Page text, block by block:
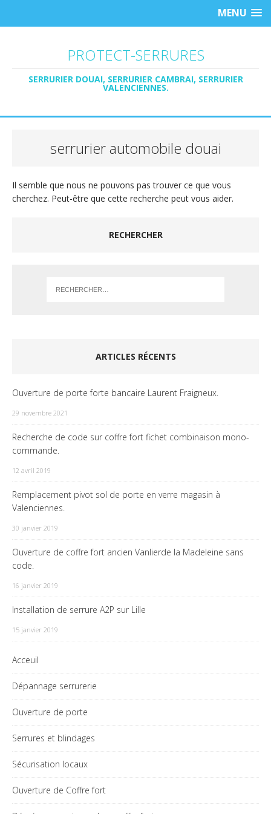
MENU
PROTECT-SERRURES
SERRURIER DOUAI, SERRURIER CAMBRAI, SERRURIER
VALENCIENNES.
serrurier automobile douai
Il semble que nous ne pouvons pas trouver ce que vous
cherchez. Peut-être que cette recherche peut vous aider.
RECHERCHER
ARTICLES RÉCENTS
Ouverture de porte forte bancaire Laurent Fraigneux.
29 novembre 2021
Recherche de code sur coffre fort fichet combinaison mono-
commande.
12 avril 2019
Remplacement pivot sol de porte en verre magasin à
Valenciennes.
30 janvier 2019
Ouverture de coffre fort ancien Vanlierde la Madeleine sans
code.
16 janvier 2019
Installation de serrure A2P sur Lille
15 janvier 2019
Acceuil
Dépannage serrurerie
Ouverture de porte
Serrures et blindages
Sécurisation locaux
Ouverture de Coffre fort